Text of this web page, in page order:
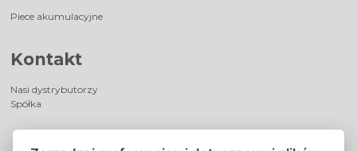
Piece akumulacyjne
Kontakt
Nasi dystrybutorzy
Spółka